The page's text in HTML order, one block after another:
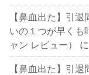
【鼻血出た】引
いの１つが早くも
ャン レビュー）
に
【鼻血出た】引